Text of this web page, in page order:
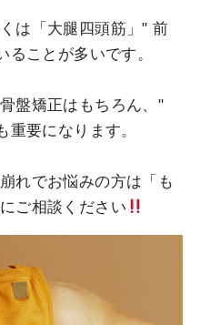
は「大腿四頭筋」" 前
ることが多いです。
盤矯正はもちろん、"
要になります。
れでお悩みの方は「も
ご相談ください